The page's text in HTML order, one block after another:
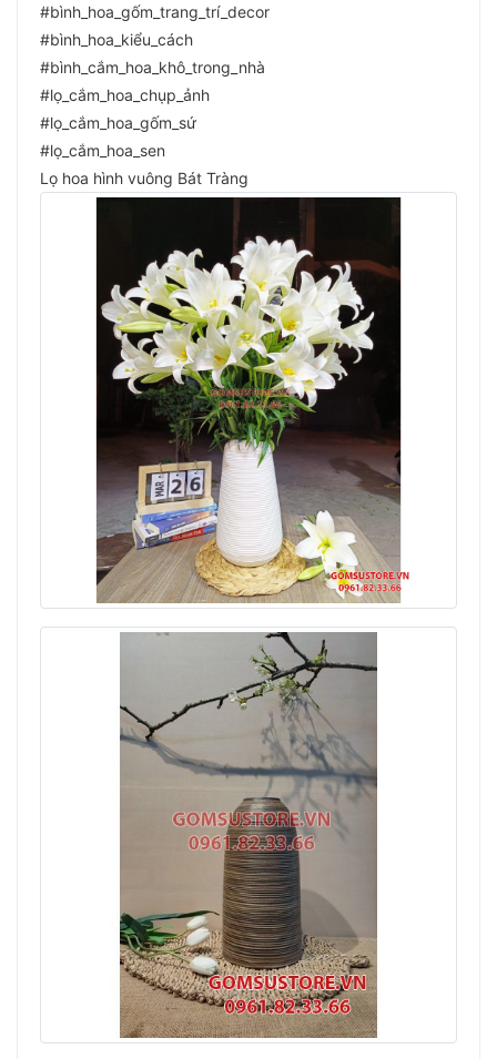
#bình_hoa_gốm_trang_trí_decor
#bình_hoa_kiểu_cách
#bình_cắm_hoa_khô_trong_nhà
#lọ_cắm_hoa_chụp_ảnh
#lọ_cắm_hoa_gốm_sứ
#lọ_cắm_hoa_sen
Lọ hoa hình vuông Bát Tràng